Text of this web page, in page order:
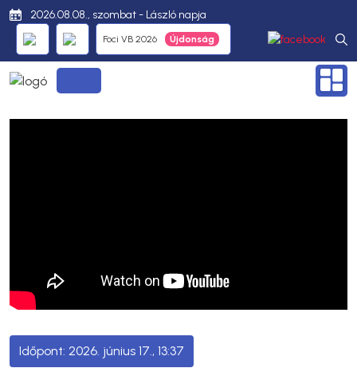
2026.08.08., szombat - László napja
Foci VB 2026
2026. június 17., 13:37